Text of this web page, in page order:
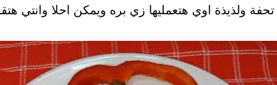
تحفة ولذيذة اوي هتعمليها زي بره ويمكن احلا